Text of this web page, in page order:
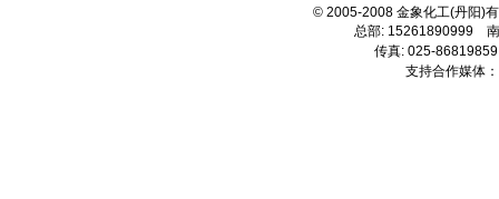
© 2005-2008 金象化工(丹阳)
总部: 15261890999
传真: 025-
支持合作媒体：